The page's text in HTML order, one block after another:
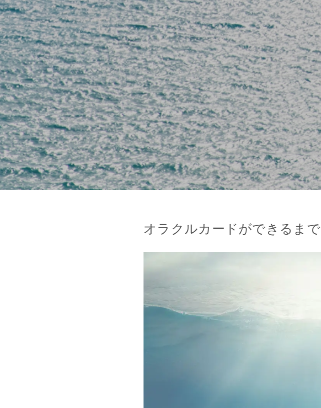
オラクルカードができるまで